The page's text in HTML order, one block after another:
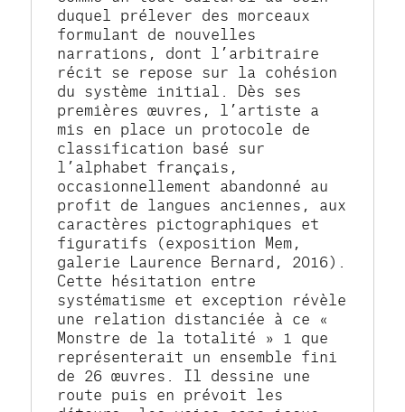
duquel prélever des morceaux
formulant de nouvelles
narrations, dont l’arbitraire
récit se repose sur la cohésion
du système initial. Dès ses
premières œuvres, l’artiste a
mis en place un protocole de
classification basé sur
l’alphabet français,
occasionnellement abandonné au
profit de langues anciennes, aux
caractères pictographiques et
figuratifs (exposition Mem,
galerie Laurence Bernard, 2016).
Cette hésitation entre
systématisme et exception révèle
une relation distanciée à ce «
Monstre de la totalité » 1 que
représenterait un ensemble fini
de 26 œuvres. Il dessine une
route puis en prévoit les